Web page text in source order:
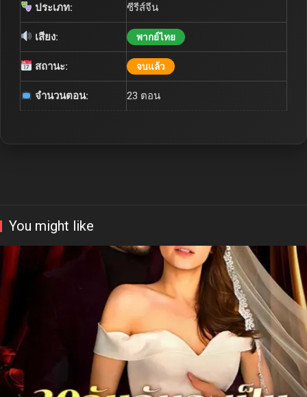
ประเภท: ซีรีส์จีน
เสียง: พากย์ไทย
สถานะ: จบแล้ว
จำนวนตอน: 23 ตอน
You might like